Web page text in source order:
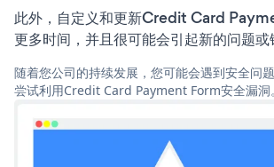
此外，自定义和更新Credit Card
更多时间，并且很可能会引起新的问题或
随着您公司的持续发展，您可能会遇到安全问
尝试利用Credit Card Payment Form安全漏洞。